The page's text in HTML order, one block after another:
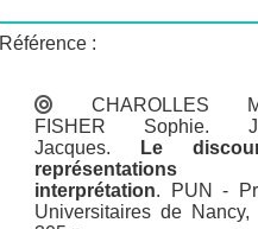
Référence :
CHAROLLES
FISHER Sophie.
Jacques.
Le
interprétation.
PUN -
Universitaires de Nancy,